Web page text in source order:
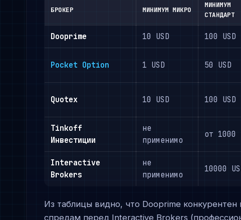
БРОКЕР МИНИМУМ МИКРО
МИНИМУМ
СТАНДАРТ
Dooprime 10 USD 100 USD
Pocket Option 1 USD 50 USD
Quotex 10 USD 100 USD
Tinkoff
Инвестиции
не
применимо
от 1000
Interactive
Brokers
не
применимо
10000
Из таблицы видно, что Dooprime
спредам перед Interactive Brokers